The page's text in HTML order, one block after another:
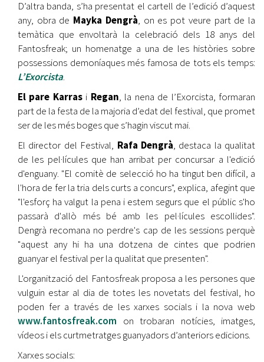
D’altra banda, s’ha presentat el cartell de l’edició d’aquest
any, obra de Mayka Dengrà, on es pot veure part de la
temàtica que envoltarà la celebració dels 18 anys del
Fantosfreak; un homenatge a una de les històries sobre
possessions demoníaques més famosa de tots els temps:
L’Exorcista.
El pare Karrasi Regan, la nena de l’Exorcista, formaran
part de la festa de la majoria d’edat del festival, que promet
ser de les més boges que s’hagin viscut mai.
El director del Festival, Rafa Dengrà, destaca la qualitat
de les pel·lícules que han arribat per concursar a l'edició
d'enguany. "El comitè de selecció ho ha tingut ben difícil, a
l'hora de fer la tria dels curts a concurs", explica, afegint que
"l'esforç ha valgut la pena i estem segurs que el públic s'ho
passarà d'allò més bé amb les pel·lícules escollides".
Dengrà recomana no perdre's cap de les sessions perquè
"aquest any hi ha una dotzena de cintes que podrien
guanyar el festival per la qualitat que presenten".
L'organització del Fantosfreak proposa a les persones que
vulguin estar al dia de totes les novetats del festival, ho
poden fer a través de les xarxes socials i la nova web
www.fantosfreak.com on trobaran notícies, imatges,
vídeos i els curtmetratges guanyadors d’anteriors edicions.
Xarxes socials: